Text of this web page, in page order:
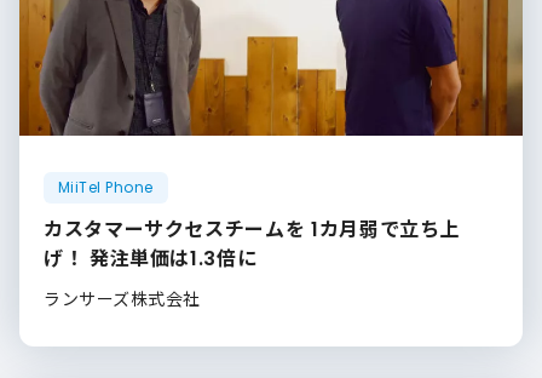
MiiTel Phone
カスタマーサクセスチームを 1カ月弱で立ち上
げ！ 発注単価は1.3倍に
ランサーズ株式会社